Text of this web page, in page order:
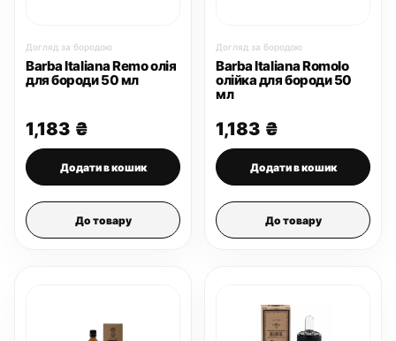
Догляд за бородою
Barba Italiana Remo олія
для бороди 50 мл
1,183 ₴
Додати в кошик
До товару
Догляд за бородою
Barba Italiana Romolo
олійка для бороди 50
мл
1,183 ₴
Додати в кошик
До товару